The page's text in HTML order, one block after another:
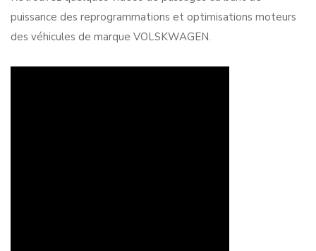
puissance des reprogrammations et optimisations moteurs
des véhicules de marque VOLSKWAGEN.